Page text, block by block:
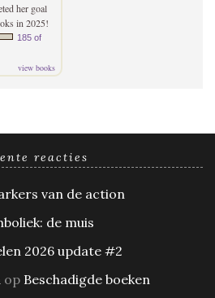
her goal
in 2025!
185 of
view books
reacties
van de action
de muis
2026 update #2
op Beschadigde boeken